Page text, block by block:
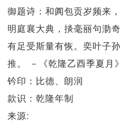
御题诗：和阗包贡岁频来
明庭襄大典，掞毫丽句泐
有足受斯量有恢。奕叶子
推。 －《乾隆乙酉季夏月》
钤印：比德、朗润
款识：乾隆年制
来源: